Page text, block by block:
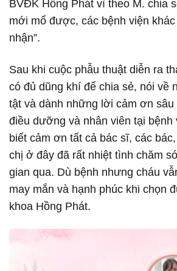
BVĐK Hồng Phát vì theo M. chia
mới mổ được, các bệnh viện
nhận”.
Sau khi cuộc phẫu thuật diễn ra
có đủ dũng khí để chia sẻ, nói về
tật và dành những lời cảm ơn
điều dưỡng và nhân viên tại bệnh
biết cảm ơn tất cả bác sĩ, các
chị ở đây đã rất nhiệt tình chăm
gian qua. Dù bệnh nhưng cháu
may mắn và hạnh phúc khi chọn
khoa Hồng Phát.